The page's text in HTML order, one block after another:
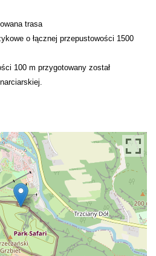
trasa
o łącznej przepustowości 1500
100 m przygotowany został